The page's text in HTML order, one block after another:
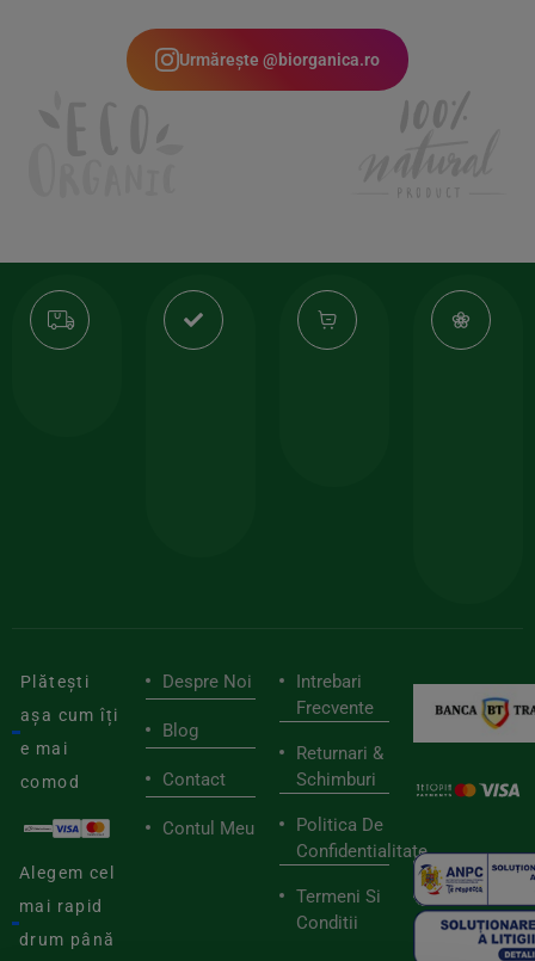
Urmărește @biorganica.ro
Transport
gratuit
Produse
calitate
Plătești
așa cum îți
e mai
comod
Alegem cel
mai rapid
drum până
Despre Noi
Blog
Contact
Contul Meu
Intrebari
Frecvente
Returnari &
Schimburi
Politica De
Confidentialitate
Termeni Si
Conditii